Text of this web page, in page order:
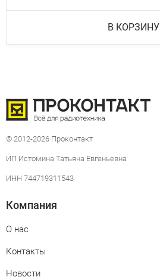
В КОРЗИНУ
© 2012-2026 Проконтакт
ИП Истомина Татьяна Евгеньевна
ИНН 744719311543
Компания
О нас
Контакты
Новости